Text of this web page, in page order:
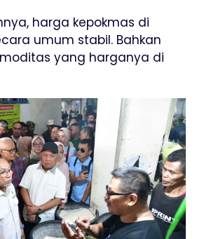
harga kepokmas di
umum stabil. Bahkan
yang harganya di